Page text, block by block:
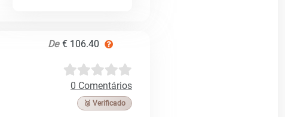
De € 106.40
0 Comentários
🥉 Verificado